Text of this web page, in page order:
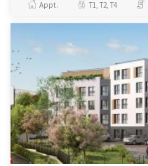
écoquartier s’organise a...
Appt. T1, T2, T4